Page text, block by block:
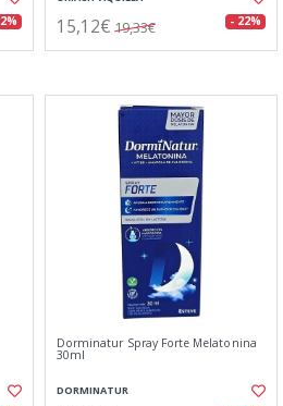
15,12€ 19,33€ - 22%
Dorminatur Spray Forte Melatonina
30ml
DORMINATUR